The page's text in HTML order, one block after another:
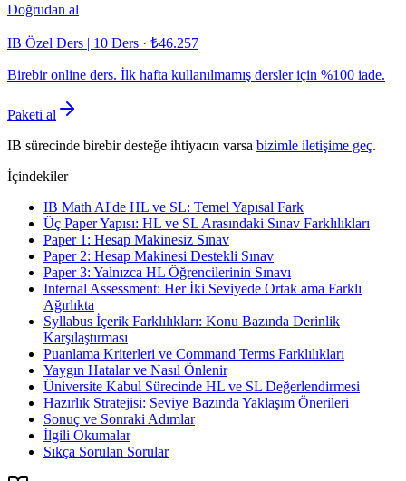
Doğrudan al
IB Özel Ders | 10 Ders · ₺46.257
Birebir online ders. İlk hafta kullanılmamış dersler için %100 iade.
Paketi al
IB sürecinde birebir desteğe ihtiyacın varsa bizimle iletişime geç.
İçindekiler
IB Math AI'de HL ve SL: Temel Yapısal Fark
Üç Paper Yapısı: HL ve SL Arasındaki Sınav Farklılıkları
Paper 1: Hesap Makinesiz Sınav
Paper 2: Hesap Makinesi Destekli Sınav
Paper 3: Yalnızca HL Öğrencilerinin Sınavı
Internal Assessment: Her İki Seviyede Ortak ama Farklı
Ağırlıkta
Syllabus İçerik Farklılıkları: Konu Bazında Derinlik
Karşılaştırması
Puanlama Kriterleri ve Command Terms Farklılıkları
Yaygın Hatalar ve Nasıl Önlenir
Üniversite Kabul Sürecinde HL ve SL Değerlendirmesi
Hazırlık Stratejisi: Seviye Bazında Yaklaşım Önerileri
Sonuç ve Sonraki Adımlar
İlgili Okumalar
Sıkça Sorulan Sorular